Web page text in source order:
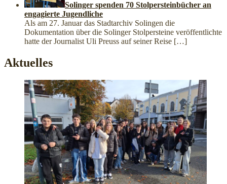
Solinger spenden 70 Stolpersteinbücher an
engagierte Jugendliche
Als am 27. Januar das Stadtarchiv Solingen die
Dokumentation über die Solinger Stolpersteine veröffentlichte
hatte der Journalist Uli Preuss auf seiner Reise […]
Aktuelles